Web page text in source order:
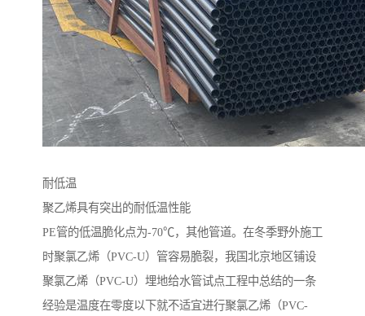
耐低温
聚乙烯具有突出的耐低温性能
PE管的低温脆化点为-70℃，其他管道。在冬季野外施工
时聚氯乙烯（PVC-U）管容易脆裂，我国北京地区铺设
聚氯乙烯（PVC-U）埋地给水管试点工程中总结的一条
经验是温度在零度以下就不适宜进行聚氯乙烯（PVC-